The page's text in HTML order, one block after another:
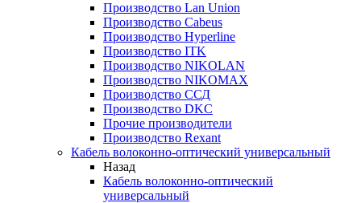
Производство Lan Union
Производство Cabeus
Производство Hyperline
Производство ITK
Производство NIKOLAN
Производство NIKOMAX
Производство ССД
Производство DKC
Прочие производители
Производство Rexant
Кабель волоконно-оптический универсальный
Назад
Кабель волоконно-оптический
универсальный